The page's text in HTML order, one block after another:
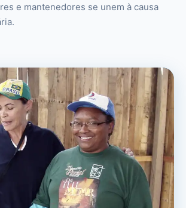
e mantenedores se unem à causa
responde em minutos